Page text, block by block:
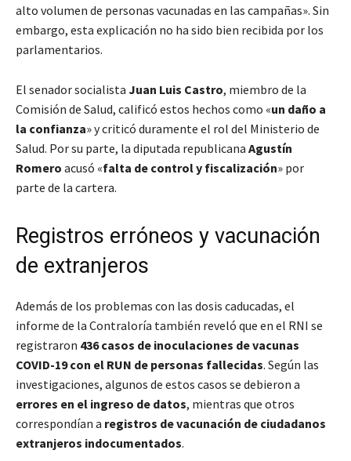
alto volumen de personas vacunadas en las campañas». Sin
embargo, esta explicación no ha sido bien recibida por los
parlamentarios.
El senador socialista Juan Luis Castro, miembro de la
Comisión de Salud, calificó estos hechos como «un daño a
la confianza» y criticó duramente el rol del Ministerio de
Salud. Por su parte, la diputada republicana Agustín
Romero acusó «falta de control y fiscalización» por
parte de la cartera.
Registros erróneos y vacunación
de extranjeros
Además de los problemas con las dosis caducadas, el
informe de la Contraloría también reveló que en el RNI se
registraron 436 casos de inoculaciones de vacunas
COVID-19 con el RUN de personas fallecidas. Según las
investigaciones, algunos de estos casos se debieron a
errores en el ingreso de datos, mientras que otros
correspondían a registros de vacunación de ciudadanos
extranjeros indocumentados.